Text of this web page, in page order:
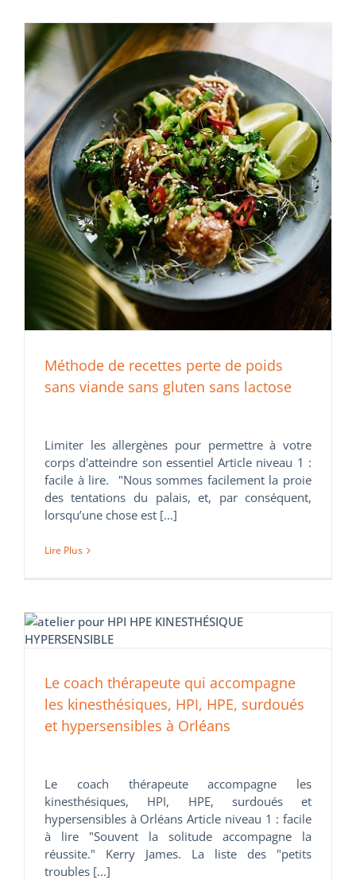
Méthode de recettes perte de poids
sans viande sans gluten sans lactose
Limiter les allergènes pour permettre à votre
corps d'atteindre son essentiel Article niveau 1 :
facile à lire. "Nous sommes facilement la proie
des tentations du palais, et, par conséquent,
lorsqu’une chose est [...]
Lire Plus
Le coach thérapeute qui accompagne
les kinesthésiques, HPI, HPE, surdoués
et hypersensibles à Orléans
Le coach thérapeute accompagne les
kinesthésiques, HPI, HPE, surdoués et
hypersensibles à Orléans Article niveau 1 : facile
à lire "Souvent la solitude accompagne la
réussite." Kerry James. La liste des "petits
troubles [...]